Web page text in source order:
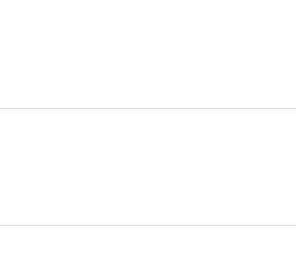
realmente contam! Tudo o que